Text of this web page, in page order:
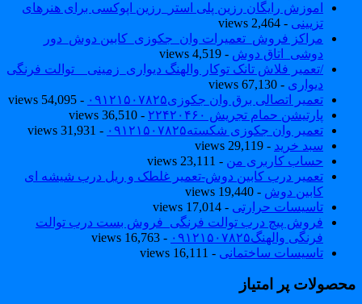
اموزش رایگان رزین پلی استر_رزین اپوکسی برای هنرهای
تزیینی- 2,464 views
مراکز فروش_تعمیرات وان_جکوزی_کابین دوش_دور
دوشی_اتاق دوش- 4,519 views
/تعمیر فلاش تانک توکار والهنگ دیواری_زمینی _ توالت فرنگی
دیواری - 67,130 views
تعمیر اتصالی برق وان جکوزی۰۹۱۲۱۵۰۷۸۲۵
- 54,095 views
پارتیشن حمام تجریش ۲۲۴۲۰۴۶۰
- 36,510 views
تعمیر وان جکوزی شکسته۰۹۱۲۱۵۰۷۸۲۵
- 31,931 views
سبد خرید - 29,119 views
حساب کاربری من- 23,111 views
تعمیر درب کابین دوش-تعمیر غلطک و ریل درب شیشه ای
کابین دوش- 19,440 views
تاسیسات حرارتی- 17,014 views
فروش پیچ درب توالت فرنگی_فروش بست درب توالت
فرنگی والهنگ۰۹۱۲۱۵۰۷۸۲۵
- 16,763 views
تاسیسات ساختمانی- 16,111 views
پر امتیاز